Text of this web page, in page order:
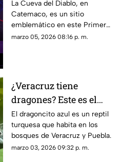
Diablo en Catemaco ¿Te
atreverías a entrar?
La Cueva del Diablo, en
Catemaco, es un sitio
emblemático en este Primer
Viernes de Marzo. Así se ve.
marzo 05, 2026 08:16 p. m.
¿Veracruz tiene
dragones? Este es el
curioso animal vive en
los bosques del estado
(+VIDEO)
El dragoncito azul es un reptil
turquesa que habita en los
bosques de Veracruz y Puebla.
marzo 03, 2026 09:32 p. m.